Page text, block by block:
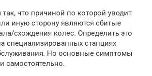
так, что причиной по которой уводит
иную сторону являются сбитые
схождения колес. Определить это
специализированных станциях
Но основные симптомы
самостоятельно.